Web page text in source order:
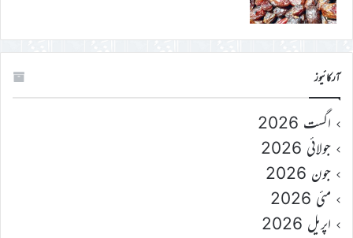
آرکائیوز
اگست 2026
جولائی 2026
جون 2026
مئی 2026
اپریل 2026